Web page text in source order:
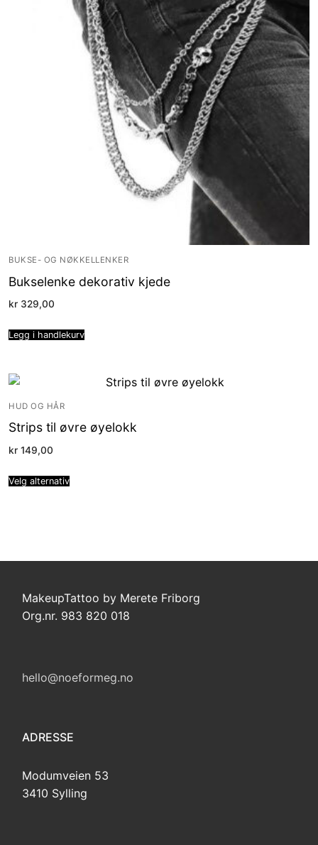
BUKSE- OG NØKKELLENKER
Bukselenke dekorativ kjede
kr 329,00
Legg i handlekurv
HUD OG HÅR
Strips til øvre øyelokk
kr 149,00
Velg alternativ
MakeupTattoo by Merete Friborg
Org.nr. 983 820 018
hello@noeformeg.no
ADRESSE
Modumveien 53
3410 Sylling